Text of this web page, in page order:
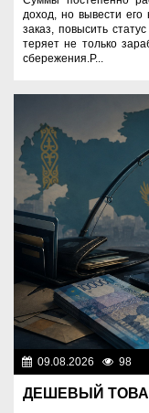
доход, но вывести
заказ, повысить
теряет не только
сбережения.Р...
09.08.2026 98
ДЕШЕВЫЙ